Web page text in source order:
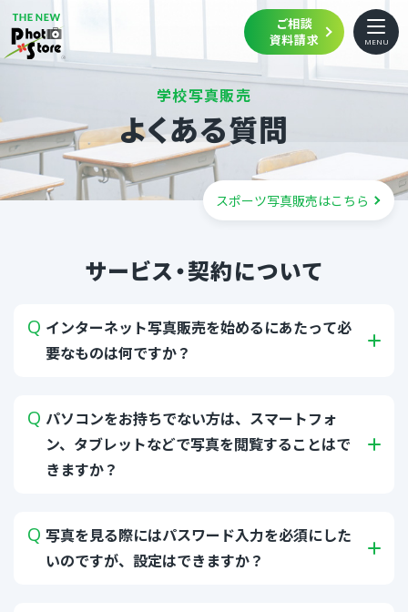
ご相談
資料請求
MENU
機能
ご利用の流れ
ご利用中の方へ
動作環境 会社概要
スポーツ写真販売
平日10:00～18:00 ※祝日・年末年始を除く
学校写真販売
よくある質問
スポーツ写真販売はこちら
サービス・契約について
インターネット写真販売を始めるにあたって必
要なものは何ですか？
パソコンをお持ちでない方は、スマートフォ
ン、タブレットなどで写真を閲覧することはで
きますか？
写真を見る際にはパスワード入力を必須にした
いのですが、設定はできますか？